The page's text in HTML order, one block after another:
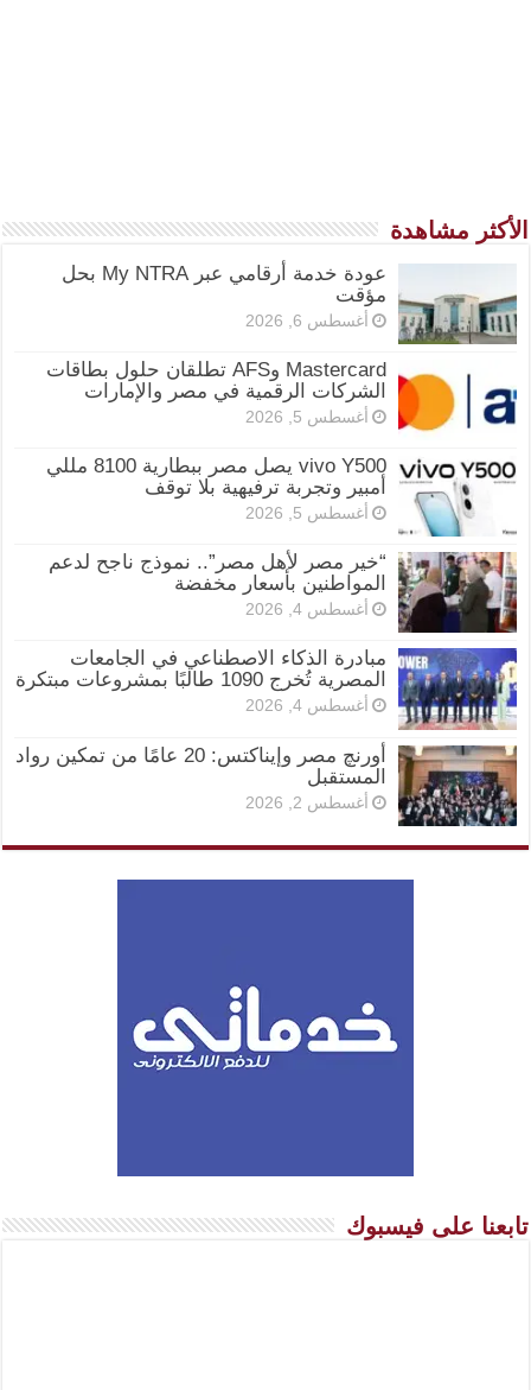
الأكثر مشاهدة
عودة خدمة أرقامي عبر My NTRA بحل
مؤقت
أغسطس 6, 2026
Mastercard وAFS تطلقان حلول بطاقات
الشركات الرقمية في مصر والإمارات
أغسطس 5, 2026
vivo Y500 يصل مصر ببطارية 8100 مللي
أمبير وتجربة ترفيهية بلا توقف
أغسطس 5, 2026
“خير مصر لأهل مصر”.. نموذج ناجح لدعم
المواطنين بأسعار مخفضة
أغسطس 4, 2026
مبادرة الذكاء الاصطناعي في الجامعات
المصرية تُخرج 1090 طالبًا بمشروعات مبتكرة
أغسطس 4, 2026
أورنچ مصر وإيناكتس: 20 عامًا من تمكين رواد
المستقبل
أغسطس 2, 2026
تابعنا على فيسبوك